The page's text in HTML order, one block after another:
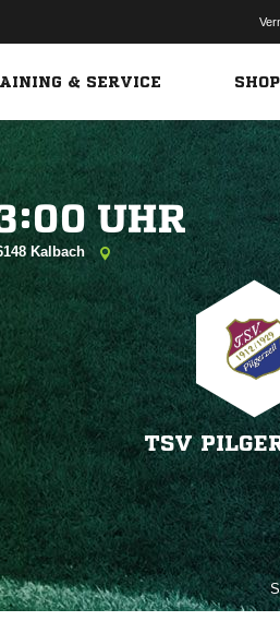
& SERVICE

Kalbach
TSV